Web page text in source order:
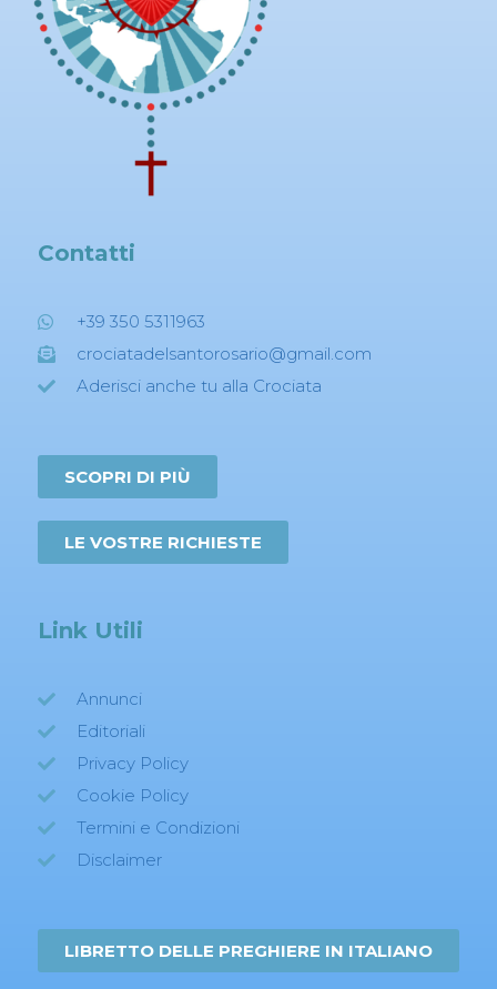
Contatti
+39 350 5311963
crociatadelsantorosario@gmail.com
Aderisci anche tu alla Crociata
SCOPRI DI PIÙ
LE VOSTRE RICHIESTE
Link Utili
Annunci
Editoriali
Privacy Policy
Cookie Policy
Termini e Condizioni
Disclaimer
LIBRETTO DELLE PREGHIERE IN ITALIANO